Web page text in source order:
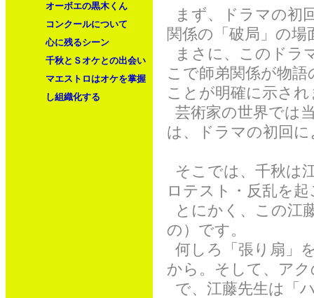
オーボエの黒木くん
コンクールについて
心に残るシーン
千秋とＳオケとの出会い
マエストロはオケを掌握
し組織化する
まず、ドラマの初
関係の「破局」の
まさに、このドラ
こで師弟関係が物
ことが明確に示さ
芸術家の世界では
は、ドラマの初回
そこでは、千秋は
ロテスト・反乱を
とにかく、この江
の）です。
何しろ「張り扇」
から。そして、ア
で、江藤先生は「